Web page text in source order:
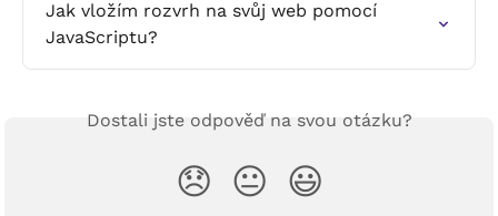
Jak vložím rozvrh na svůj web pomocí
JavaScriptu?
Dostali jste odpověď na svou otázku?
😞 😐 😃